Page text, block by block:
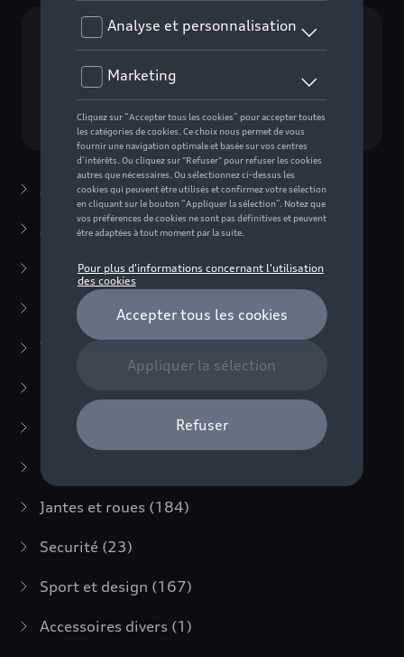
Aucun modèle sélectionné (Tout afficher)
Choisissez un modèle
Accessoires d'été(7)
Accessoires d'hiver(20)
Packs(38)
E-mobilité (6)
Transport
Multimédia
Jantes et roues (184)
Securité (23)
Sport et design (167)
Accessoires divers (1)